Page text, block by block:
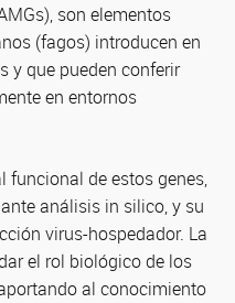
son elementos
(fagos) introducen en
y que pueden conferir
en entornos
funcional de estos genes,
análisis in silico, y su
virus-hospedador. La
el rol biológico de los
al conocimiento